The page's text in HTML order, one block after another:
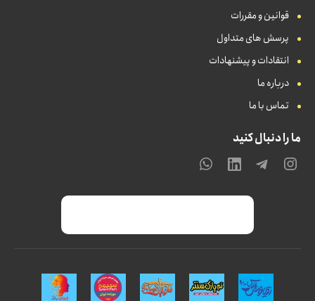
قوانین و مقررات
پرسش های متداول
انتقادات و پیشنهادات
درباره ما
تماس با ما
ما را دنبال کنید